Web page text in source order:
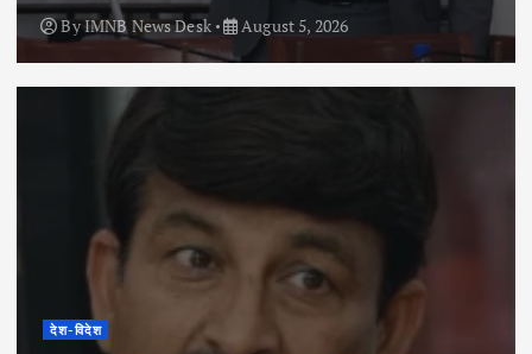
ByIMNB News Desk August 5, 2026
देश-विदेश